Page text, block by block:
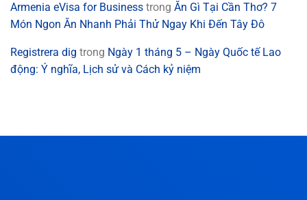
Armenia eVisa for Business trong Ăn Gì Tại Cần Thơ? 7
Món Ngon Ăn Nhanh Phải Thử Ngay Khi Đến Tây Đô
Registrera dig trong Ngày 1 tháng 5 – Ngày Quốc tế Lao
động: Ý nghĩa, Lịch sử và Cách kỷ niệm